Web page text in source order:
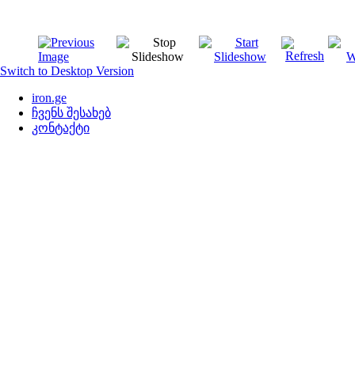
Switch to Desktop Version
iron.ge
ჩვენს შესახებ
კონტაქტი